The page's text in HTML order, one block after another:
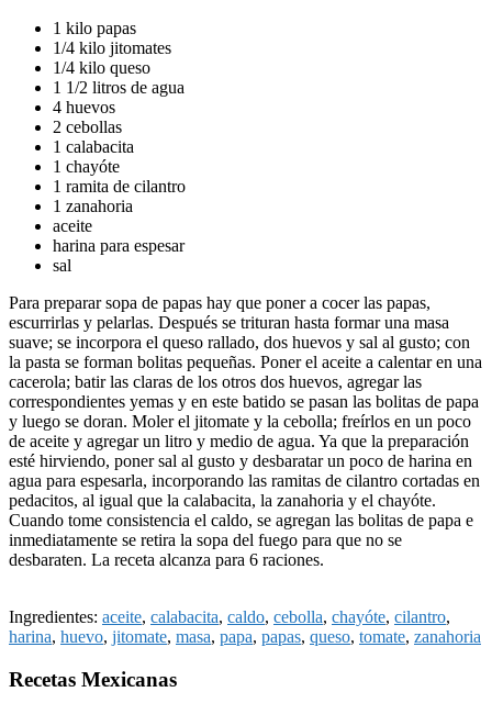
1 kilo papas
1/4 kilo jitomates
1/4 kilo queso
1 1/2 litros de agua
4 huevos
2 cebollas
1 calabacita
1 chayóte
1 ramita de cilantro
1 zanahoria
aceite
harina para espesar
sal
Para preparar sopa de papas hay que poner a cocer las papas,
escurrirlas y pelarlas. Después se trituran hasta formar una masa
suave; se incorpora el queso rallado, dos huevos y sal al gusto; con
la pasta se forman bolitas pequeñas. Poner el aceite a calentar en una
cacerola; batir las claras de los otros dos huevos, agregar las
correspondientes yemas y en este batido se pasan las bolitas de papa
y luego se doran. Moler el jitomate y la cebolla; freírlos en un poco
de aceite y agregar un litro y medio de agua. Ya que la preparación
esté hirviendo, poner sal al gusto y desbaratar un poco de harina en
agua para espesarla, incorporando las ramitas de cilantro cortadas en
pedacitos, al igual que la calabacita, la zanahoria y el chayóte.
Cuando tome consistencia el caldo, se agregan las bolitas de papa e
inmediatamente se retira la sopa del fuego para que no se
desbaraten. La receta alcanza para 6 raciones.
Ingredientes: aceite, calabacita, caldo, cebolla, chayóte, cilantro,
harina, huevo, jitomate, masa, papa, papas, queso, tomate, zanahoria
Recetas Mexicanas